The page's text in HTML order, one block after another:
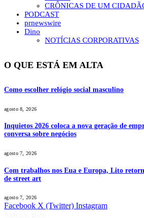
CRÔNICAS DE UM
PODCAST
prnewswire
Dino
NOTÍCIAS CORPORATIVAS
O QUE ESTÁ EM ALTA
Como escolher relógio social masculino
agosto 8, 2026
Inquietos 2026 coloca a nova geração de
conversa sobre negócios
agosto 7, 2026
Com trabalhos nos Eua e Europa, Lito
de street art
agosto 7, 2026
Facebook X (Twitter) Instagram